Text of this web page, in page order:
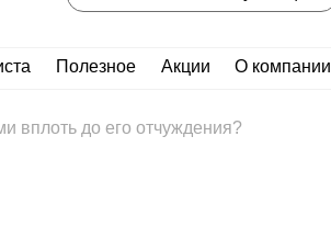
Полезное Акции О компании
вплоть до его отчуждения?